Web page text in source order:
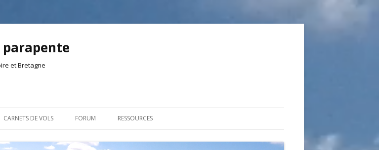
parapente
et Bretagne
au
CARNETS DE VOLS FORUM RESSOURCES